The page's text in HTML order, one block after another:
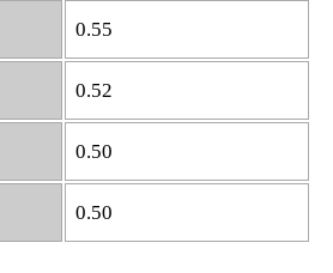
0.55
0.52
0.50
0.50